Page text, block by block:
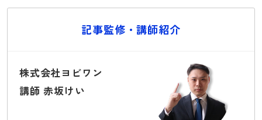
記事監修・講師紹介
株式会社ヨビワン
講師 赤坂けい